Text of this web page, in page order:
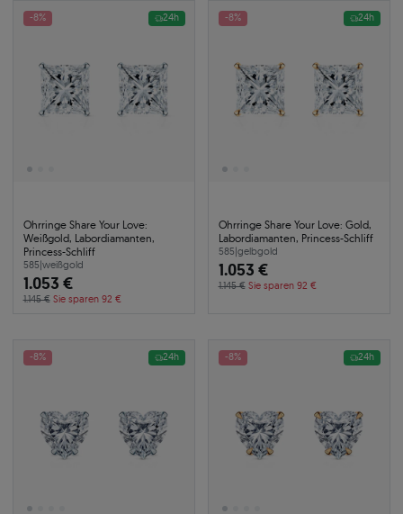
-8% 24h
Ohrringe Share Your Love:
Weißgold, Labordiamanten,
Princess-Schliff
585|weißgold
1.053 €
1.145 € Sie sparen 92 €
-8% 24h
Ohrringe Share Your Love: Gold,
Labordiamanten, Princess-Schliff
585|gelbgold
1.053 €
1.145 € Sie sparen 92 €
-8% 24h -8% 24h